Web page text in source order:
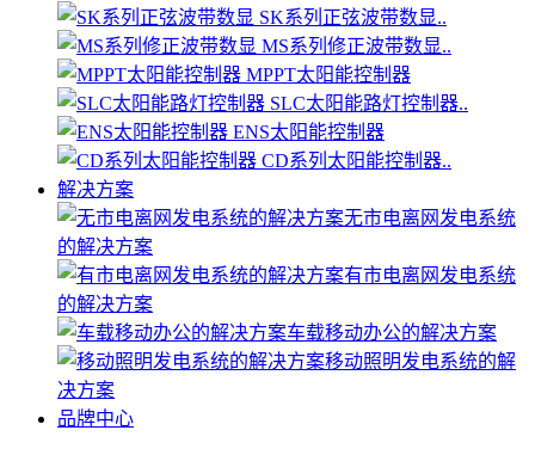
SK系列正弦波带数显..
MS系列修正波带数显..
MPPT太阳能控制器
SLC太阳能路灯控制器..
ENS太阳能控制器
CD系列太阳能控制器..
解决方案
无市电离网发电系统
的解决方案
有市电离网发电系统
的解决方案
车载移动办公的解决方案
移动照明发电系统的解
决方案
品牌中心